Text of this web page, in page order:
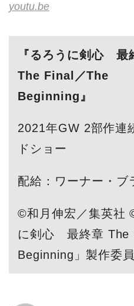
youtu.be
『るろうに剣心 最
The Final／The
Beginning』
2021年GW 2部作連
ドショー
配給：ワーナー・ブ
©和月伸宏／集英社
に剣心 最終章 The
Beginning」製作委